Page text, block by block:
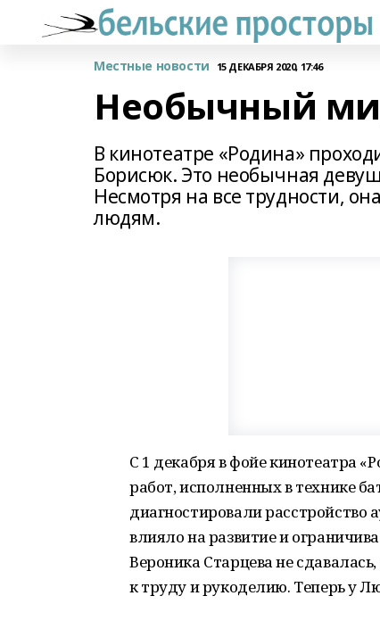
Местные новости 15 ДЕКАБРЯ 2020, 17:46
Необычный
В кинотеатре «Родина»
Борисюк. Это необычная
Несмотря на все трудности,
людям.
С 1 декабря в фойе кинотеатра
работ, исполненных в технике
диагностировали расстройство
влияло на развитие и
Вероника Старцева не
к труду и рукоделию. Теперь у